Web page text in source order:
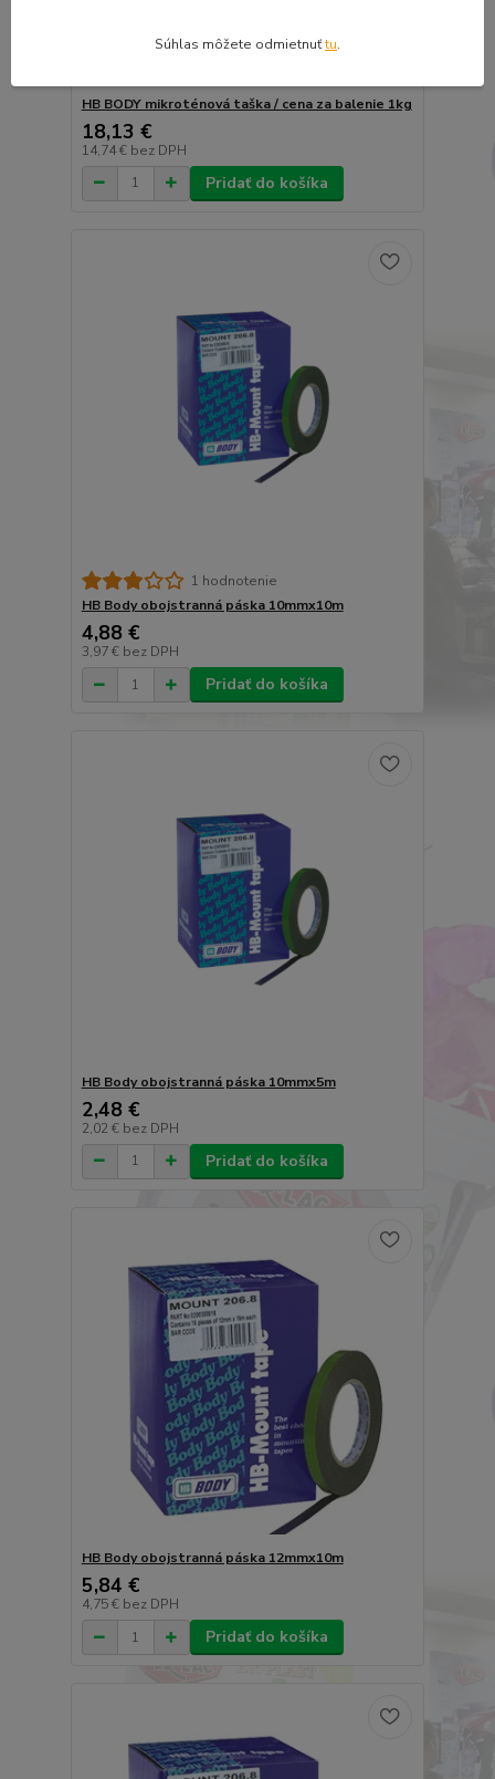
HB BODY mikroténová taška / cena za balenie 1kg
18,13 €
14,74 € bez DPH
Pridať do košíka
1 hodnotenie
HB Body obojstranná páska 10mmx10m
4,88 €
3,97 € bez DPH
Pridať do košíka
HB Body obojstranná páska 10mmx5m
2,48 €
2,02 € bez DPH
Pridať do košíka
HB Body obojstranná páska 12mmx10m
5,84 €
4,75 € bez DPH
Pridať do košíka
Súhlas môžete odmietnuťtu.